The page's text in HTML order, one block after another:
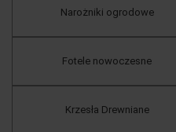
Narożniki ogrodowe
Fotele nowoczesne
Krzesła Drewniane